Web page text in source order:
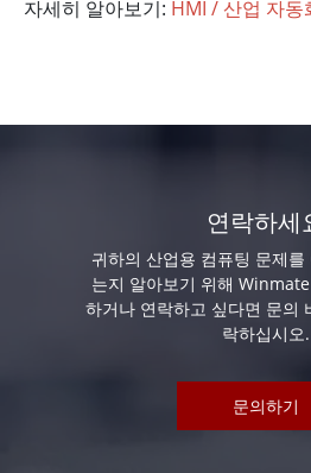
자세히 알아보기: HMI / 산업 자동
연락하세
귀하의 산업용 컴퓨팅 문제를
는지 알아보기 위해
하거나 연락하고 싶다면 문의
락하십시오.
문의하기